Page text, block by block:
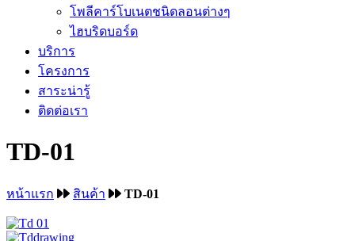
โพลีคาร์โบเนตชนิดลอนต่างๆ
ไฮบริดบอร์ด
บริการ
โครงการ
สาระน่ารู้
ติดต่อเรา
TD-01
หน้าแรก สินค้า TD-01